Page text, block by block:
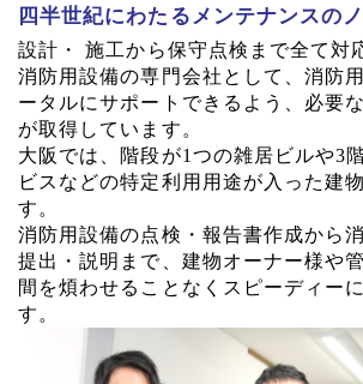
四半世紀にわたるメンテナンスの
設計・ 施工から保守点検まで全て対
消防用設備の専門会社として、消防
ータルにサポートできるよう、必要
が取得しています。
大阪では、階段が1つの雑居ビルや3
ビスなどの特定利用用途が入った建
す。
消防用設備の点検・報告書作成から
提出・説明まで、建物オーナー様や
間を煩わせることなくスピーディー
す。